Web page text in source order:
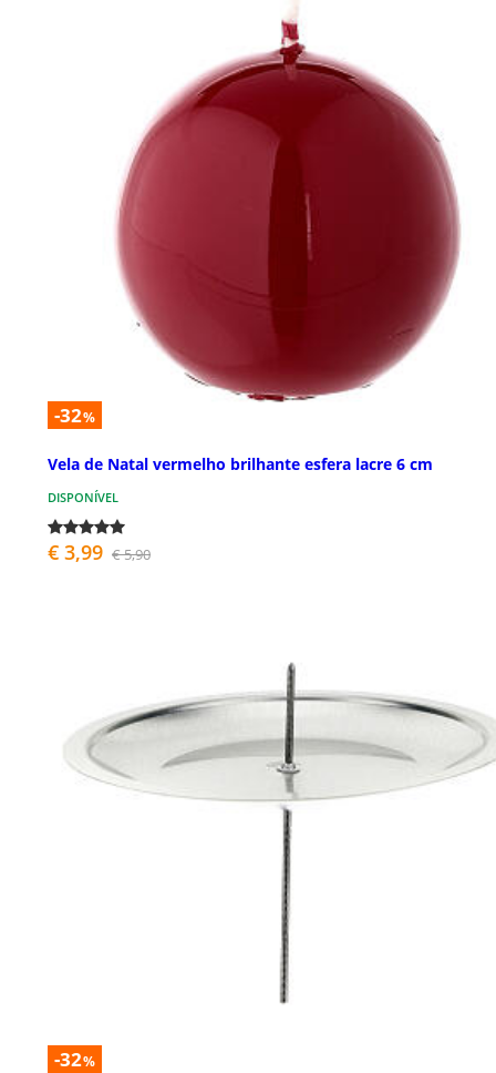
-32%
Vela de Natal vermelho brilhante esfera lacre 6 cm
DISPONÍVEL
€ 3,99 € 5,90
-32%